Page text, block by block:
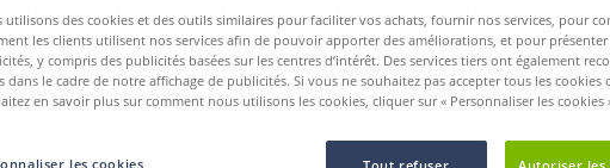
Sac blanc
Sac sans motif,
utilisons des cookies et des outils similaires pour faciliter vos achats, fournir nos services, pour
les clients utilisent nos services afin de pouvoir apporter des améliorations, et pour présenter
y compris des publicités basées sur les centres d’intérêt. Des services tiers ont également
dans le cadre de notre affichage de publicités. Si vous ne souhaitez pas accepter tous les cookies
en savoir plus sur comment nous utilisons les cookies, cliquer sur « Personnaliser les cookies
les cookies